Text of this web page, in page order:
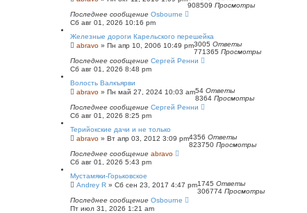
908509 Просмотры
Последнее сообщение Osbourne
Сб авг 01, 2026 10:16 pm
Железные дороги Карельского перешейка
abravo » Пн апр 10, 2006 10:49 pm3005 Ответы
771365 Просмотры
Последнее сообщение Сергей Ренни
Сб авг 01, 2026 8:48 pm
Волость Валкъярви
abravo » Пн май 27, 2024 10:03 am54 Ответы
8364 Просмотры
Последнее сообщение Сергей Ренни
Сб авг 01, 2026 8:25 pm
Терийокские дачи и не только
abravo » Вт апр 03, 2012 3:09 pm4356 Ответы
823750 Просмотры
Последнее сообщение abravo
Сб авг 01, 2026 5:43 pm
Мустамяки-Горьковское
Andrey R » Сб сен 23, 2017 4:47 pm1745 Ответы
306774 Просмотры
Последнее сообщение Osbourne
Пт июл 31, 2026 1:21 am